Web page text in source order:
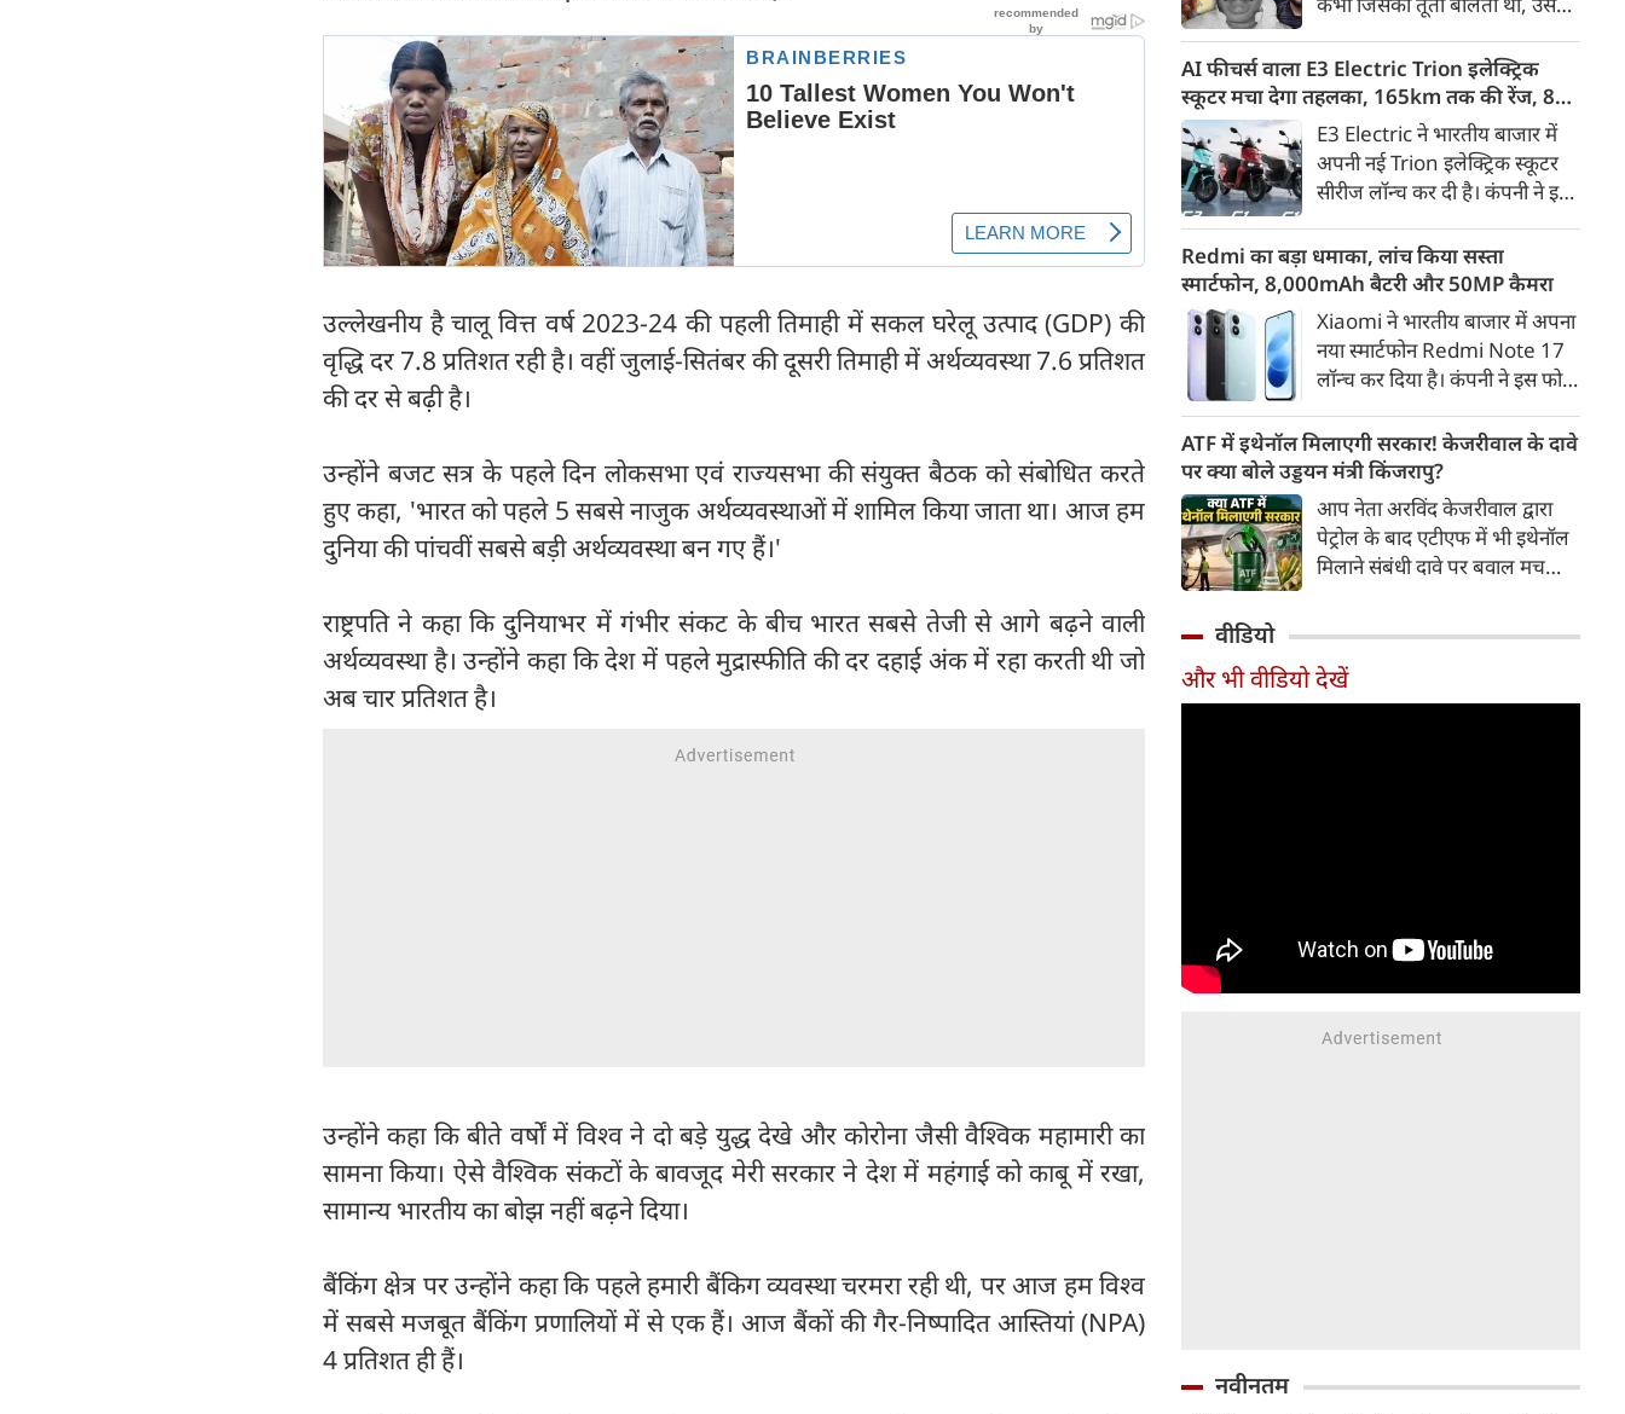
उल्लेखनीय है चालू वित्त वर्ष 2023-24 की पहली तिमाही में सकल घरेलू उत्पाद (GDP) की
वृद्धि दर 7.8 प्रतिशत रही है। वहीं जुलाई-सितंबर की दूसरी तिमाही में अर्थव्यवस्था 7.6 प्रतिशत
की दर से बढ़ी है।
उन्होंने बजट सत्र के पहले दिन लोकसभा एवं राज्यसभा की संयुक्त बैठक को संबोधित करते
हुए कहा, 'भारत को पहले 5 सबसे नाजुक अर्थव्यवस्थाओं में शामिल किया जाता था। आज हम
दुनिया की पांचवीं सबसे बड़ी अर्थव्यवस्था बन गए हैं।'
राष्ट्रपति ने कहा कि दुनियाभर में गंभीर संकट के बीच भारत सबसे तेजी से आगे बढ़ने वाली
अर्थव्यवस्था है। उन्होंने कहा कि देश में पहले मुद्रास्फीति की दर दहाई अंक में रहा करती थी जो
अब चार प्रतिशत है।
उन्होंने कहा कि बीते वर्षों में विश्व ने दो बड़े युद्ध देखे और कोरोना जैसी वैश्विक महामारी का
सामना किया। ऐसे वैश्विक संकटों के बावजूद मेरी सरकार ने देश में महंगाई को काबू में रखा,
सामान्य भारतीय का बोझ नहीं बढ़ने दिया।
बैंकिंग क्षेत्र पर उन्होंने कहा कि पहले हमारी बैंकिग व्यवस्था चरमरा रही थी, पर आज हम विश्व
में सबसे मजबूत बैंकिंग प्रणालियों में से एक हैं। आज बैंकों की गैर-निष्पादित आस्तियां (NPA)
4 प्रतिशत ही हैं।
गैरकानूनी जानकारी हटाने की
समयसीमा 36 घंटे से घटाकर 3 घंटे
कर दी गई है।
अहमद के कुनबे पर कानून और
किस्मत की दोहरी मार पड़ रही है।
जिस झांसी जिले में अप्रैल 2023 में
अतीक के एनकाउंटर में मारे गए बेटे
असद की सांसें थमी थीं, उसी झांसी में
अब उसके छोटे बेटे अबान की भीषण
सड़क दुर्घटना में जान चली गई है।
AI फीचर्स वाला E3 Electric Trion इलेक्ट्रिक
स्कूटर मचा देगा तहलका, 165km तक की रेंज, 8
साल की बैटरी वारंटी, कीमत जानेंगे तो हो जाएंगे
हैरान
E3 Electric ने भारतीय बाजार में
अपनी नई Trion इलेक्ट्रिक स्कूटर
सीरीज लॉन्च कर दी है। कंपनी ने इसे
पेश किया है। Trion की शुरुआती
कीमत 99,999 रुपए (एक्स-शोरूम,
बेंगलुरु) रखी गई है। फिलहाल इसकी
बुकिंग बेंगलुरु के ग्राहकों के लिए
कंपनी की आधिकारिक वेबसाइट के
जरिए शुरू की गई है। आने वाले समय
में इसे दूसरे शहरों में भी उपलब्ध
कराया जाएगा।
Redmi का बड़ा धमाका, लांच किया सस्ता
स्मार्टफोन, 8,000mAh बैटरी और 50MP कैमरा
Xiaomi ने भारतीय बाजार में अपना
नया स्मार्टफोन Redmi Note 17
लॉन्च कर दिया है। कंपनी ने इस फोन
डिस्प्ले, 8,000mAh की बड़ी बैटरी
और Qualcomm Snapdragon
चिपसेट के साथ पेश किया है। फोन में
50MP का मेन कैमरा दिया गया है।
इसके अलावा Redmi Note 17 में
Corning Gorilla Glass 7i
चेसिस जैसे फीचर्स मिलते हैं।
ATF में इथेनॉल मिलाएगी सरकार! केजरीवाल के दावे
पर क्या बोले उड्डयन मंत्री किंजरापु?
आप नेता अरविंद केजरीवाल द्वारा
पेट्रोल के बाद एटीएफ में भी इथेनॉल
मिलाने संबंधी दावे पर बवाल मच
इथेनॉल मिलाने की कोई योजना नहीं
है।
वीडियो
और भी वीडियो देखें
नवीनतम